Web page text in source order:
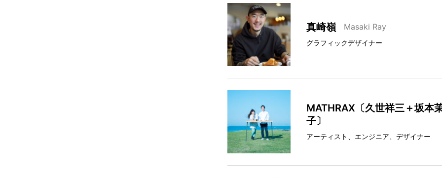
真崎嶺 Masaki Ray
グラフィックデザイナー
MATHRAX〔久世祥三＋坂本
子〕
アーティスト、エンジニア、デザイナー